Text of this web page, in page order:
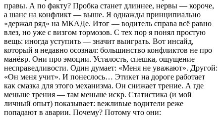
правы. А по факту? Пробка станет длиннее, нервы — короче,
а шанс на конфликт — выше. Я однажды принципиально
«держал ряд» на МКАДе. Итог — водитель справа всё равно
влез, но уже с визгом тормозов. С тех пор я понял простую
вещь: иногда уступить — значит выиграть. Вот инсайд,
который я недавно осознал: большинство конфликтов не про
манёвр. Они про эмоции. Усталость, спешка, ощущение
несправедливости. Один думает: «Меня не уважают». Другой:
«Он меня учит». И понеслось… Этикет на дороге работает
как смазка для этого механизма. Он снижает трение. А где
меньше трения — там меньше искр. Статистика (и мой
личный опыт) показывает: вежливые водители реже
попадают в аварии. Почему? Потому что они: